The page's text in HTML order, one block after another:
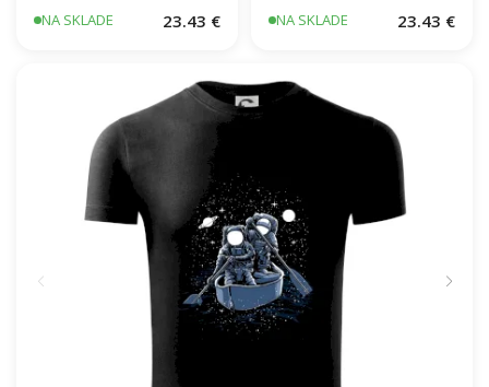
NA SKLADE 23.43 € NA SKLADE 23.43 €